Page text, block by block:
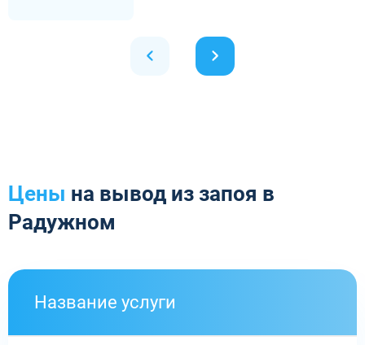
Цены на вывод из запоя в
Радужном
Название услуги